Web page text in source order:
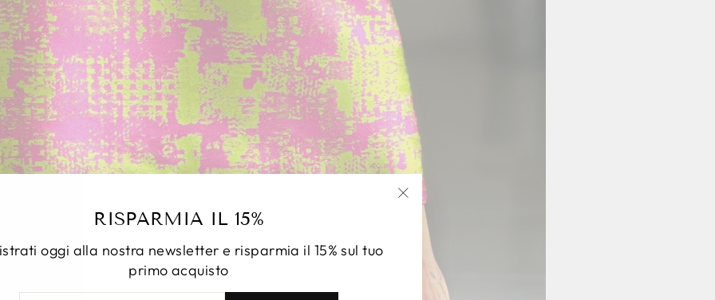
RISPARMIA IL 15%
oggi alla nostra newsletter e risparmia il 15% sul tuo
primo acquisto
"Chiudi
(esc)"